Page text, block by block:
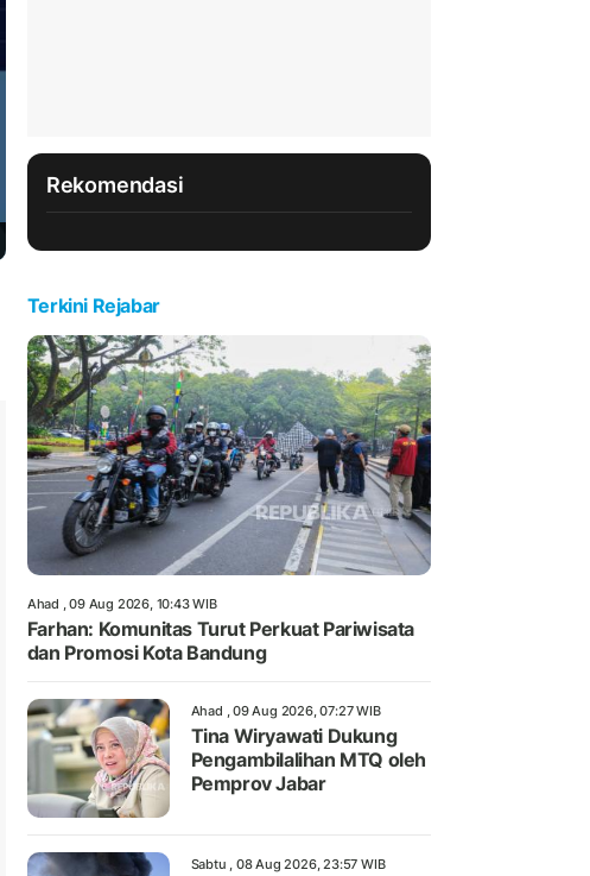
Rekomendasi
Terkini Rejabar
Ahad , 09 Aug 2026, 10:43 WIB
Farhan: Komunitas Turut Perkuat Pariwisata
dan Promosi Kota Bandung
Ahad , 09 Aug 2026, 07:27 WIB
Tina Wiryawati Dukung
Pengambilalihan MTQ oleh
Pemprov Jabar
Sabtu , 08 Aug 2026, 23:57 WIB